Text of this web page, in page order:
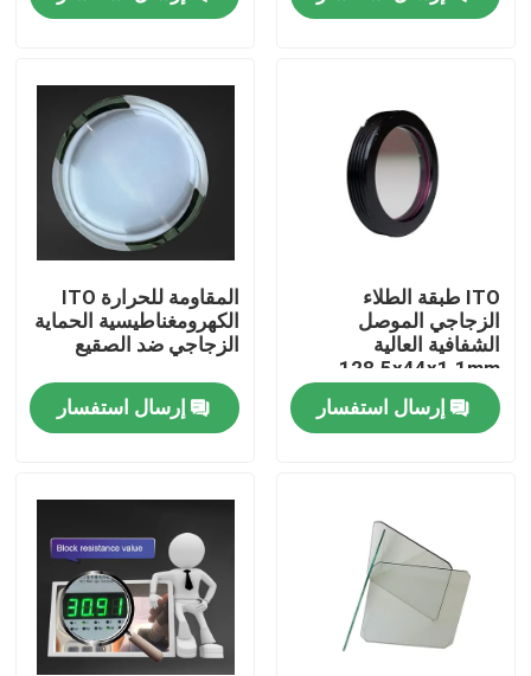
أشرطة فيديو
حول بنا
جولة في المعمل
ضبط الجودة
اتصل بنا
مرشح النطاق البصري
ITO طبقة الطلاء
الزجاجي الموصل
الشفافية العالية
128.5x44x1.1mm
إرسال استفسار
المقاومة للحرارة ITO
الكهرومغناطيسية الحماية
الزجاجي ضد الصقيع
إرسال استفسار